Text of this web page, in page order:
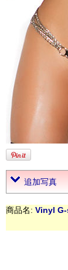
追加写真
商品名: Vinyl